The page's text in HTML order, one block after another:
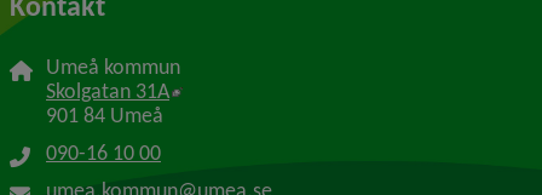
Umeå kommun
Skolgatan 31A Länk till annan webbplats, öppnas i nytt
901 84 Umeå
090-16 10 00
umea.kommun@umea.se